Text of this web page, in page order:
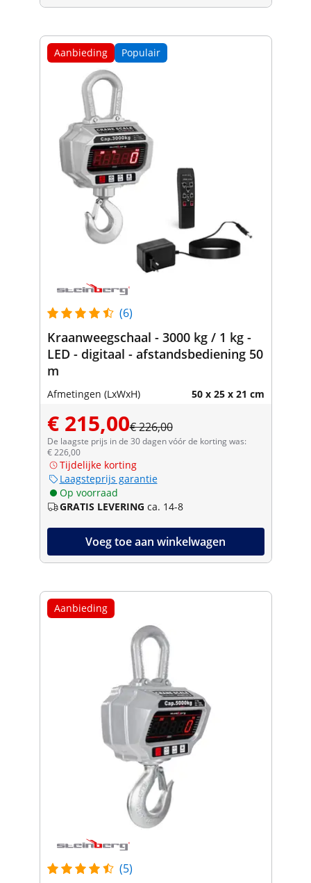
Aanbieding Populair
(6)
Kraanweegschaal - 3000 kg / 1 kg -
LED - digitaal - afstandsbediening 50
m
Afmetingen (LxWxH) 50 x 25 x 21 cm
€ 215,00€ 226,00
De laagste prijs in de 30 dagen vóór de korting was:
€ 226,00
Tijdelijke korting
Laagsteprijs garantie
Op voorraad
GRATIS LEVERING ca. 14-8
Voeg toe aan winkelwagen
Aanbieding
(5)